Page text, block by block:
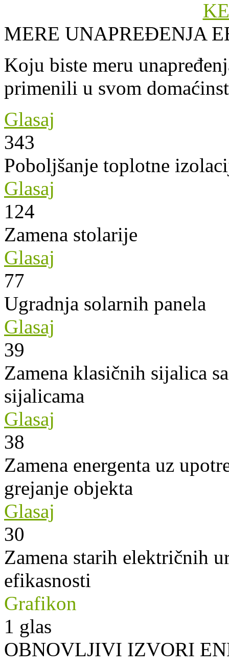
MERE UNAPREĐENJA
Koju biste meru
primenili u svom
Glasaj
343
Poboljšanje toplotne
Glasaj
124
Zamena stolarije
Glasaj
77
Ugradnja solarnih panela
Glasaj
39
Zamena klasičnih sijalica
sijalicama
Glasaj
38
Zamena energenta uz
grejanje objekta
Glasaj
30
Zamena starih električnih
efikasnosti
Grafikon
1 glas
OBNOVLJIVI IZVORI